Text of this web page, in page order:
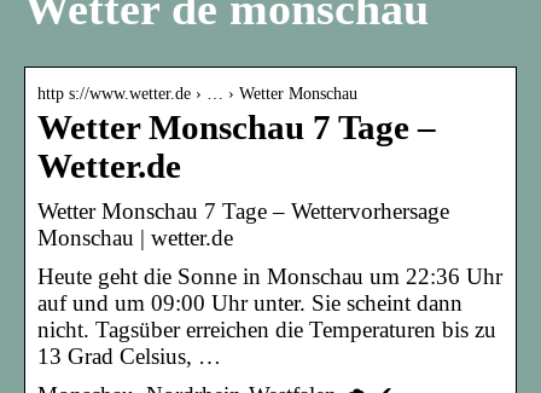
http s://www.wetter.de › … › Wetter Monschau
Wetter Monschau 7 Tage –
Wetter.de
Wetter Monschau 7 Tage – Wettervorhersage
Monschau | wetter.de
Heute geht die Sonne in Monschau um 22:36 Uhr
auf und um 09:00 Uhr unter. Sie scheint dann
nicht. Tagsüber erreichen die Temperaturen bis zu
13 Grad Celsius, …